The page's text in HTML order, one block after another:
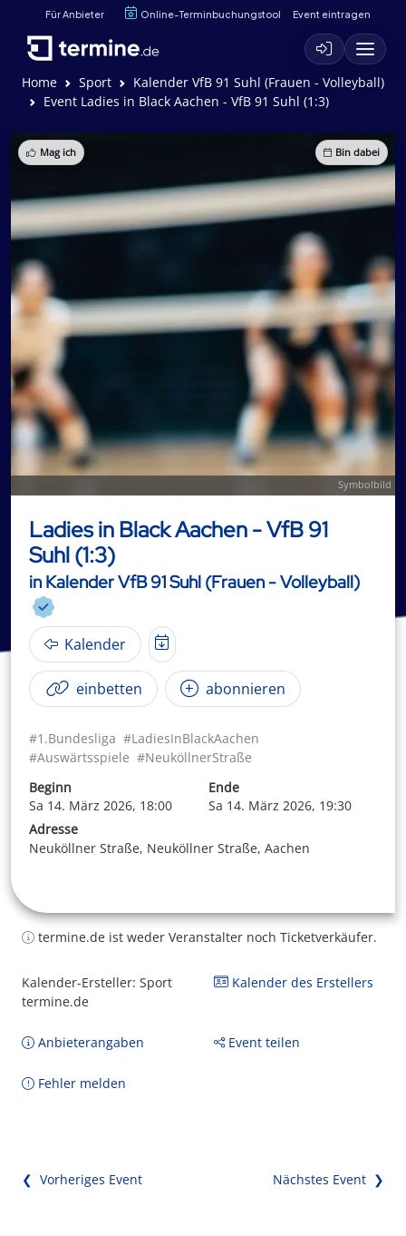
Für Anbieter Online-Terminbuchungstool Event eintragen
Home Sport
Kalender VfB 91 Suhl (Frauen - Volleyball)
Event Ladies in Black Aachen - VfB 91 Suhl (1:3)
Mag ich Bin dabei
Symbolbild
Ladies in Black Aachen - VfB 91
Suhl (1:3)
in Kalender VfB 91 Suhl (Frauen - Volleyball)
Kalender
einbetten abonnieren
#1.Bundesliga #LadiesInBlackAachen
#Auswärtsspiele #NeuköllnerStraße
Beginn
Sa 14. März 2026, 18:00
Ende
Sa 14. März 2026, 19:30
Adresse
Neuköllner Straße, Neuköllner Straße, Aachen
termine.de ist weder Veranstalter noch Ticketverkäufer.
Kalender-Ersteller: Sport
termine.de
Kalender des Erstellers
Anbieterangaben Event teilen
Fehler melden
❮ Vorheriges Event Nächstes Event ❯